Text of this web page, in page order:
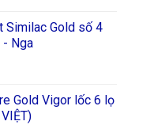
Similac Gold số 4
- Nga
Gold Vigor lốc 6 lọ